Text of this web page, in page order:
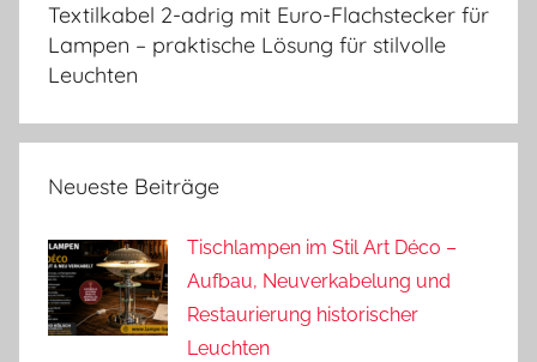
Textilkabel 2-adrig mit Euro-Flachstecker für
Lampen – praktische Lösung für stilvolle
Leuchten
Neueste Beiträge
Tischlampen im Stil Art Déco –
Aufbau, Neuverkabelung und
Restaurierung historischer
Leuchten